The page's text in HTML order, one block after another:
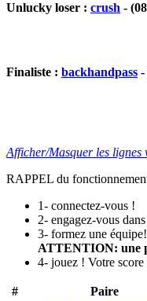
Unlucky loser : crush -
Finaliste : backhandpass -
Afficher/Masquer les lignes
RAPPEL du
1- connectez-vous !
2- engagez-vous
3- formez une
ATTENTION: une
4- jouez ! Votre
# Paire